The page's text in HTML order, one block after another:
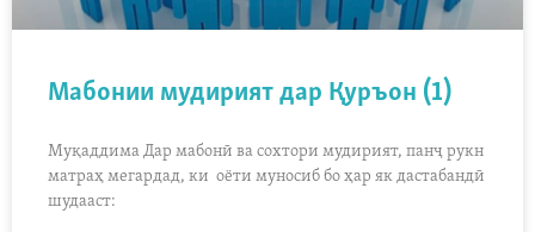
Мабонии мудирият дар Қуръон (1)
Муқаддима Дар мабонӣ ва сохтори мудирият, панҷ рукн
матраҳ мегардад, ки оёти муносиб бо ҳар як дастабандӣ
шудааст: